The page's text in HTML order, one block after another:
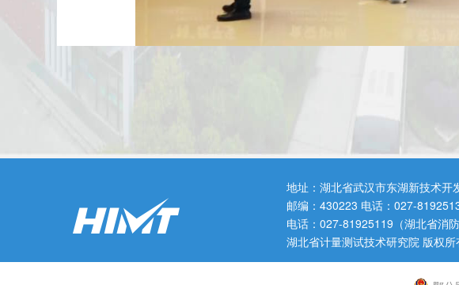
商场作为人员高度密集的公共场所,
动现场, 工作人员通过设置宣传横幅、发
地址：湖北省武汉市东湖新技术开
邮编：430223 电话：027-
电话：027-81925119（湖北省消
湖北省计量测试技术研究院 版权所